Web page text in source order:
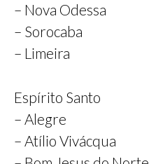
– Nova Odessa
– Sorocaba
– Limeira
Espírito Santo
– Alegre
– Atílio Vivácqua